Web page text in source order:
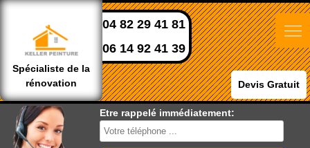
Spécialiste de la
rénovation
04 82 29 41 81
06 14 92 41 39
Devis Gratuit
Etre rappelé immédiatement: